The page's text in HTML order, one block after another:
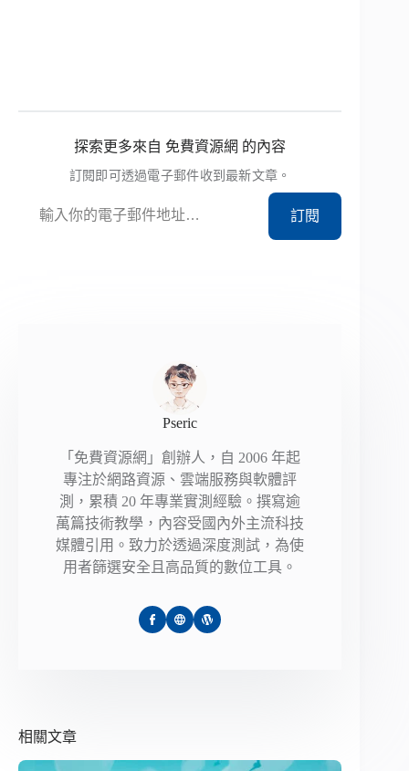
探索更多來自 免費資源網 的內容
訂閱即可透過電子郵件收到最新文章。
訂閱
Pseric
「免費資源網」創辦人，自 2006 年起
專注於網路資源、雲端服務與軟體評
測，累積 20 年專業實測經驗。撰寫逾
萬篇技術教學，內容受國內外主流科技
媒體引用。致力於透過深度測試，為使
用者篩選安全且高品質的數位工具。
相關文章